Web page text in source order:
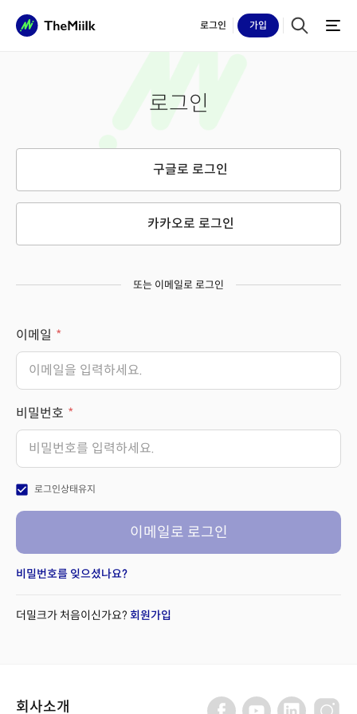
로그인 가입
로그인
구글로 로그인
카카오로 로그인
또는 이메일로 로그인
이메일
비밀번호
check_box 로그인상태유지
이메일로 로그인
비밀번호를 잊으셨나요?
더밀크가 처음이신가요? 회원가입
회사소개